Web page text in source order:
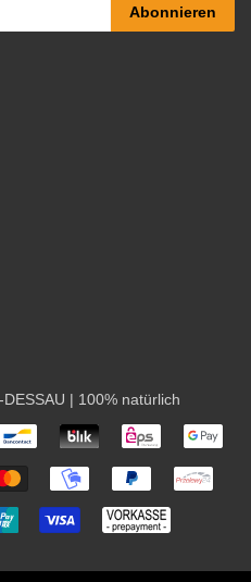
Abonnieren
| 100% natürlich
Zahlungsarten